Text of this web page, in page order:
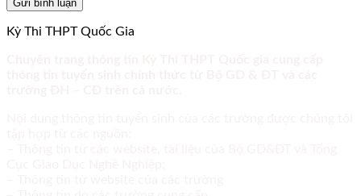
Kỳ Thi THPT Quốc Gia